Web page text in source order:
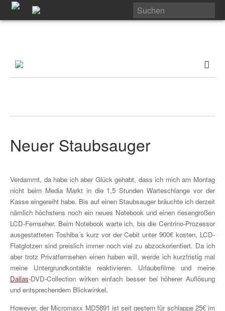
Neuer Staubsauger
Verdammt, da habe ich aber Glück gehabt, dass ich mich am Montag
nicht beim Media Markt in die 1,5 Stunden Warteschlange vor der
Kasse eingereiht habe. Bis auf einen Staubsauger bräuchte ich derzeit
nämlich höchstens noch ein neues Notebook und einen riesengroßen
LCD-Fernseher. Beim Notebook warte ich, bis die Centrino-Prozessor
ausgestatteten Toshiba´s kurz vor der Cebit unter 900€ kosten, LCD-
Flatglotzen sind preislich immer noch viel zu abzockorientiert. Da ich
aber trotz Privatfernsehen einen haben will, werde ich kurzfristig mal
meine Untergrundkontakte reaktivieren. Urlaubsfilme und meine
Dallas-DVD-Collection wirken einfach besser bei höherer Auflösung
und entsprechendem Blickwinkel.
However, der Micromaxx MD5891 ist seit gestern für schlappe 25€ im